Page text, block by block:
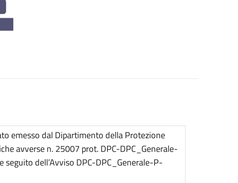
emesso dal Dipartimento della Protezione
avverse n. 25007 prot. DPC-DPC_Generale-
dell’Avviso DPC-DPC_Generale-P-